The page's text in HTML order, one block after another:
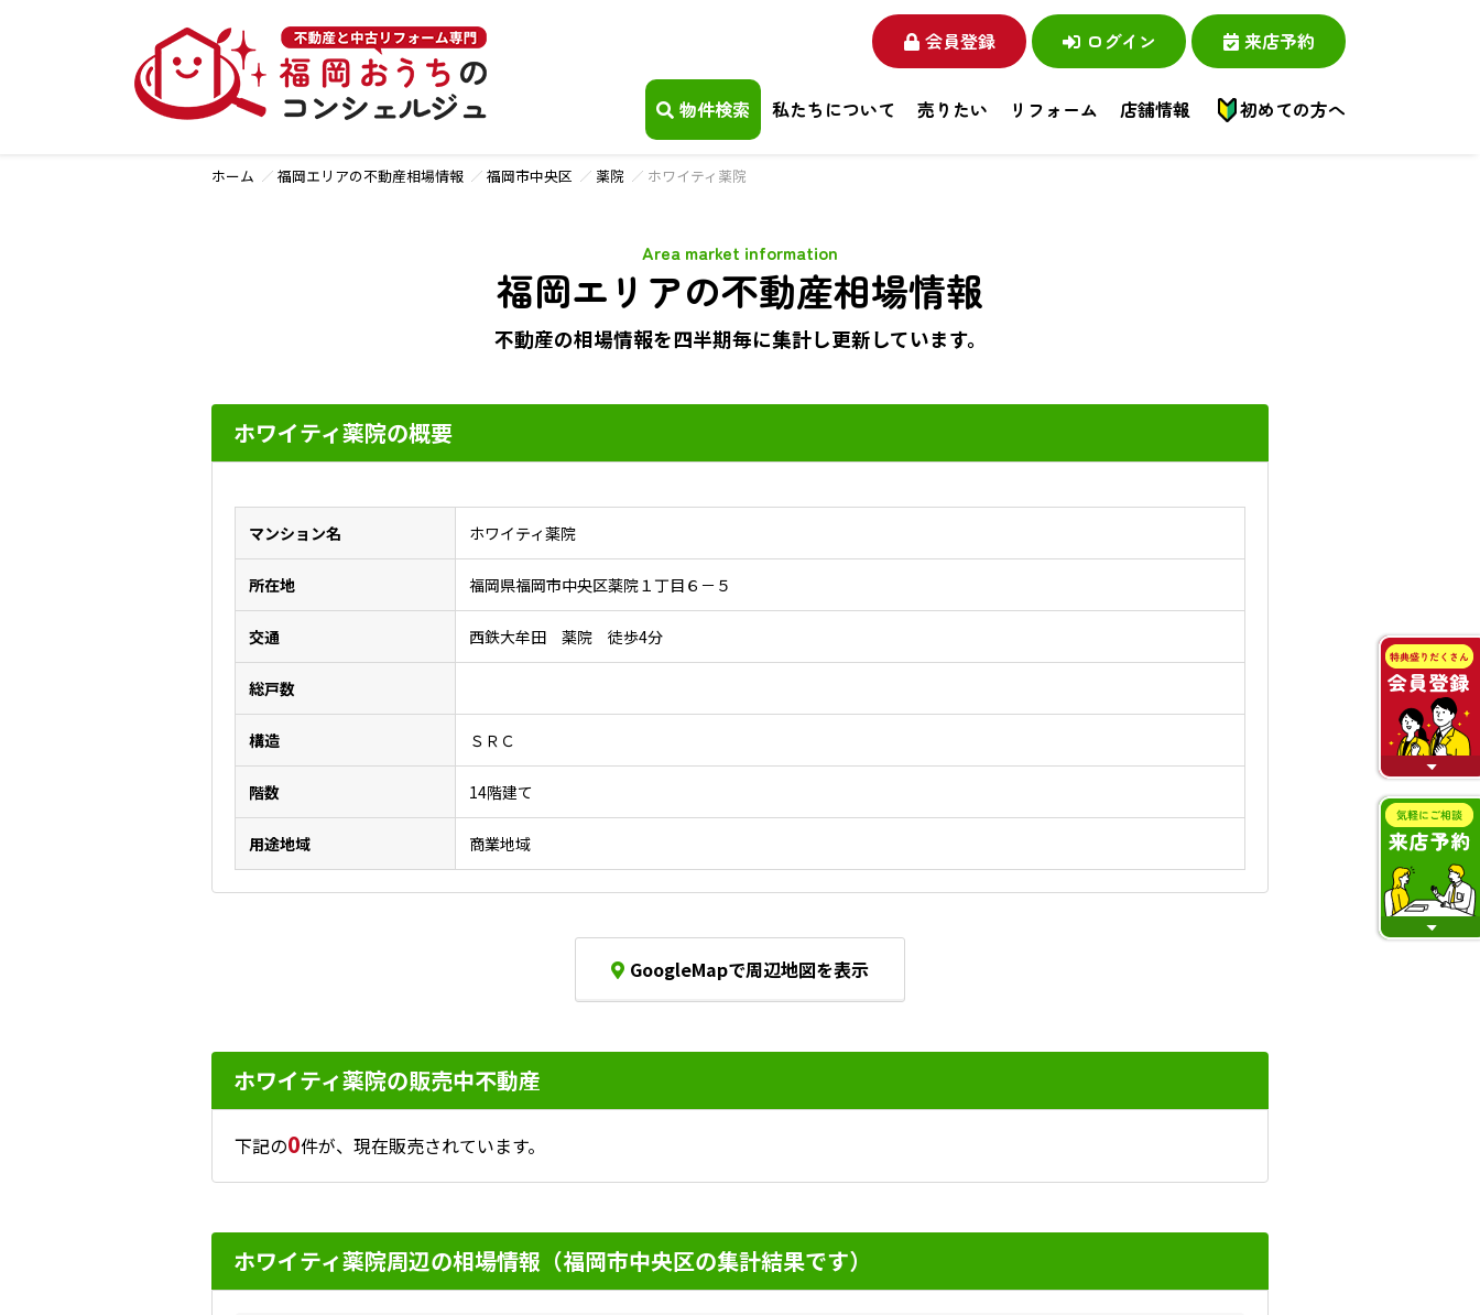
会員登録 ログイン 来店予約
物件検索 私たちについて 売りたい リフォーム 店舗情報 初めての方へ
ホーム 福岡エリアの不動産相場情報 福岡市中央区 薬院 ホワイティ薬院
福岡エリアの不動産相場情報
Area market information
不動産の相場情報を四半期毎に集計し更新しています。
ホワイティ薬院の概要
マンション名 ホワイティ薬院
所在地 福岡県福岡市中央区薬院１丁目６－５
交通 西鉄大牟田 薬院 徒歩4分
総戸数
構造 ＳＲＣ
階数 14階建て
用途地域 商業地域
GoogleMapで周辺地図を表示
ホワイティ薬院の販売中不動産
下記の0件が、現在販売されています。
ホワイティ薬院周辺の相場情報（福岡市中央区の集計結果です）